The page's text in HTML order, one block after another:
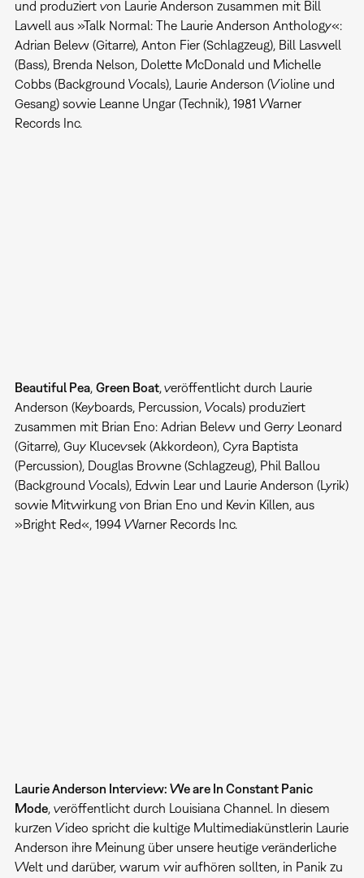
und produziert von Laurie Anderson zusammen mit Bill
Lawell aus »Talk Normal: The Laurie Anderson Anthology«:
Adrian Belew (Gitarre), Anton Fier (Schlagzeug), Bill Laswell
(Bass), Brenda Nelson, Dolette McDonald und Michelle
Cobbs (Background Vocals), Laurie Anderson (Violine und
Gesang) sowie Leanne Ungar (Technik), 1981 Warner
Records Inc.
Beautiful Pea, Green Boat,veröffentlicht durch Laurie
Anderson (Keyboards, Percussion, Vocals) produziert
zusammen mit Brian Eno: Adrian Belew und Gerry Leonard
(Gitarre), Guy Klucevsek (Akkordeon), Cyra Baptista
(Percussion), Douglas Browne (Schlagzeug), Phil Ballou
(Background Vocals), Edwin Lear und Laurie Anderson (Lyrik)
sowie Mitwirkung von Brian Eno und Kevin Killen, aus
»Bright Red«, 1994 Warner Records Inc.
Laurie Anderson Interview: We are In Constant Panic
Mode, veröffentlicht durch Louisiana Channel. In diesem
kurzen Video spricht die kultige Multimediakünstlerin Laurie
Anderson ihre Meinung über unsere heutige veränderliche
Welt und darüber, warum wir aufhören sollten, in Panik zu